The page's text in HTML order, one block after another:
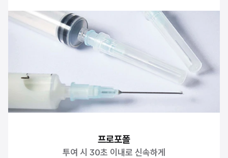
프로포폴
투여 시 30초 이내로 신속하게